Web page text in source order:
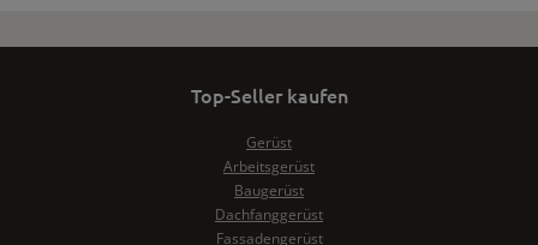
Top-Seller kaufen
Gerüst
Arbeitsgerüst
Baugerüst
Dachfanggerüst
Fassadengerüst